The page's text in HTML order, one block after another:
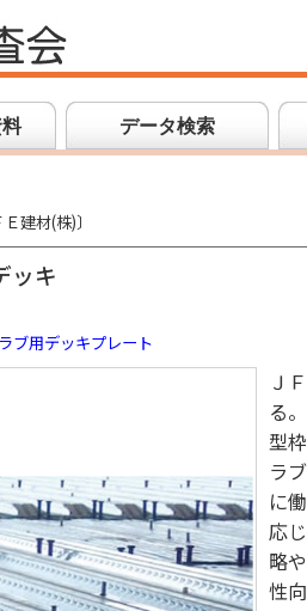
データ検索
Ｅ建材(株)〕
ッキ
ブ用デッキプレート
Ｊ
る
型
ラ
に
応
略
性